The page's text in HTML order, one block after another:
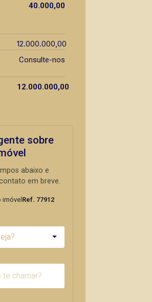
40.000,00
12.000.000,00
Consulte-nos
12.000.000,00
sobre
abaixo e
em breve.
Ref. 77912